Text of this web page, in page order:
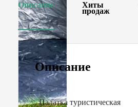
Описание Хиты
продаж
Описание
Палатка туристическая